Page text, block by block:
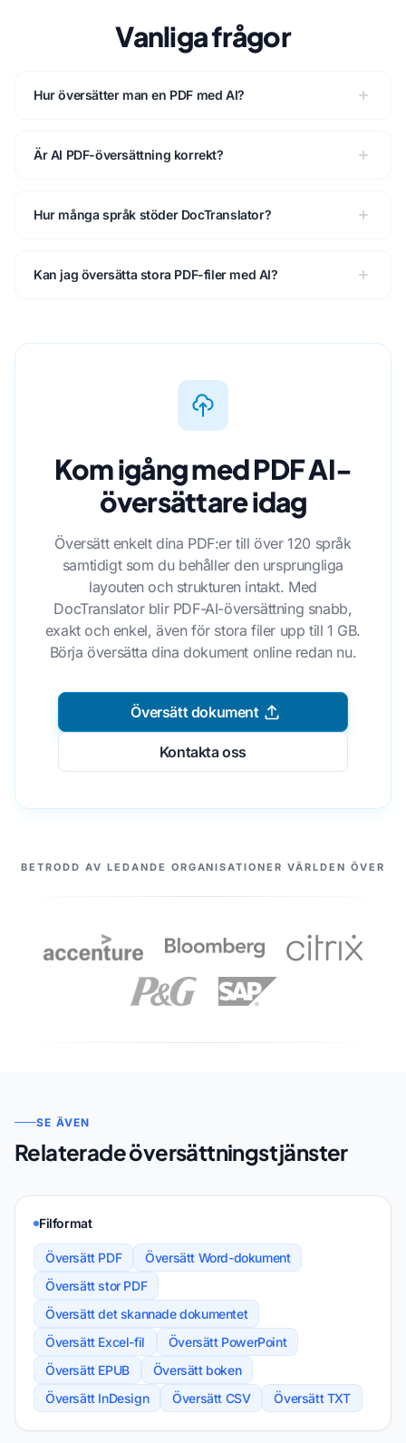
Vanliga frågor
Hur översätter man en PDF med AI?
Är AI PDF-översättning korrekt?
Hur många språk stöder DocTranslator?
Kan jag översätta stora PDF-filer med AI?
Kom igång med PDF AI-
översättare idag
Översätt enkelt dina PDF:er till över 120 språk
samtidigt som du behåller den ursprungliga
layouten och strukturen intakt. Med
DocTranslator blir PDF-AI-översättning snabb,
exakt och enkel, även för stora filer upp till 1 GB.
Börja översätta dina dokument online redan nu.
Översätt dokument
Kontakta oss
VÅRA PARTNERS
BETRODD AV LEDANDE ORGANISATIONER VÄRLDEN ÖVER
SE ÄVEN
Relaterade översättningstjänster
Filformat
Översätt PDF
Översätt Word-dokument
Översätt stor PDF
Översätt det skannade dokumentet
Översätt Excel-fil
Översätt PowerPoint
Översätt EPUB
Översätt boken
Översätt InDesign
Översätt CSV Översätt TXT